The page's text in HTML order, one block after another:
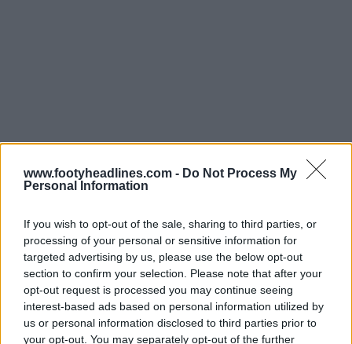
www.footyheadlines.com - Do Not Process My
Personal Information
If you wish to opt-out of the sale, sharing to third parties, or
processing of your personal or sensitive information for
targeted advertising by us, please use the below opt-out
section to confirm your selection. Please note that after your
opt-out request is processed you may continue seeing
interest-based ads based on personal information utilized by
us or personal information disclosed to third parties prior to
your opt-out. You may separately opt-out of the further